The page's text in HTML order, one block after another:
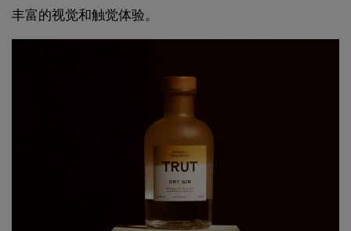
丰富的视觉和触觉体验。